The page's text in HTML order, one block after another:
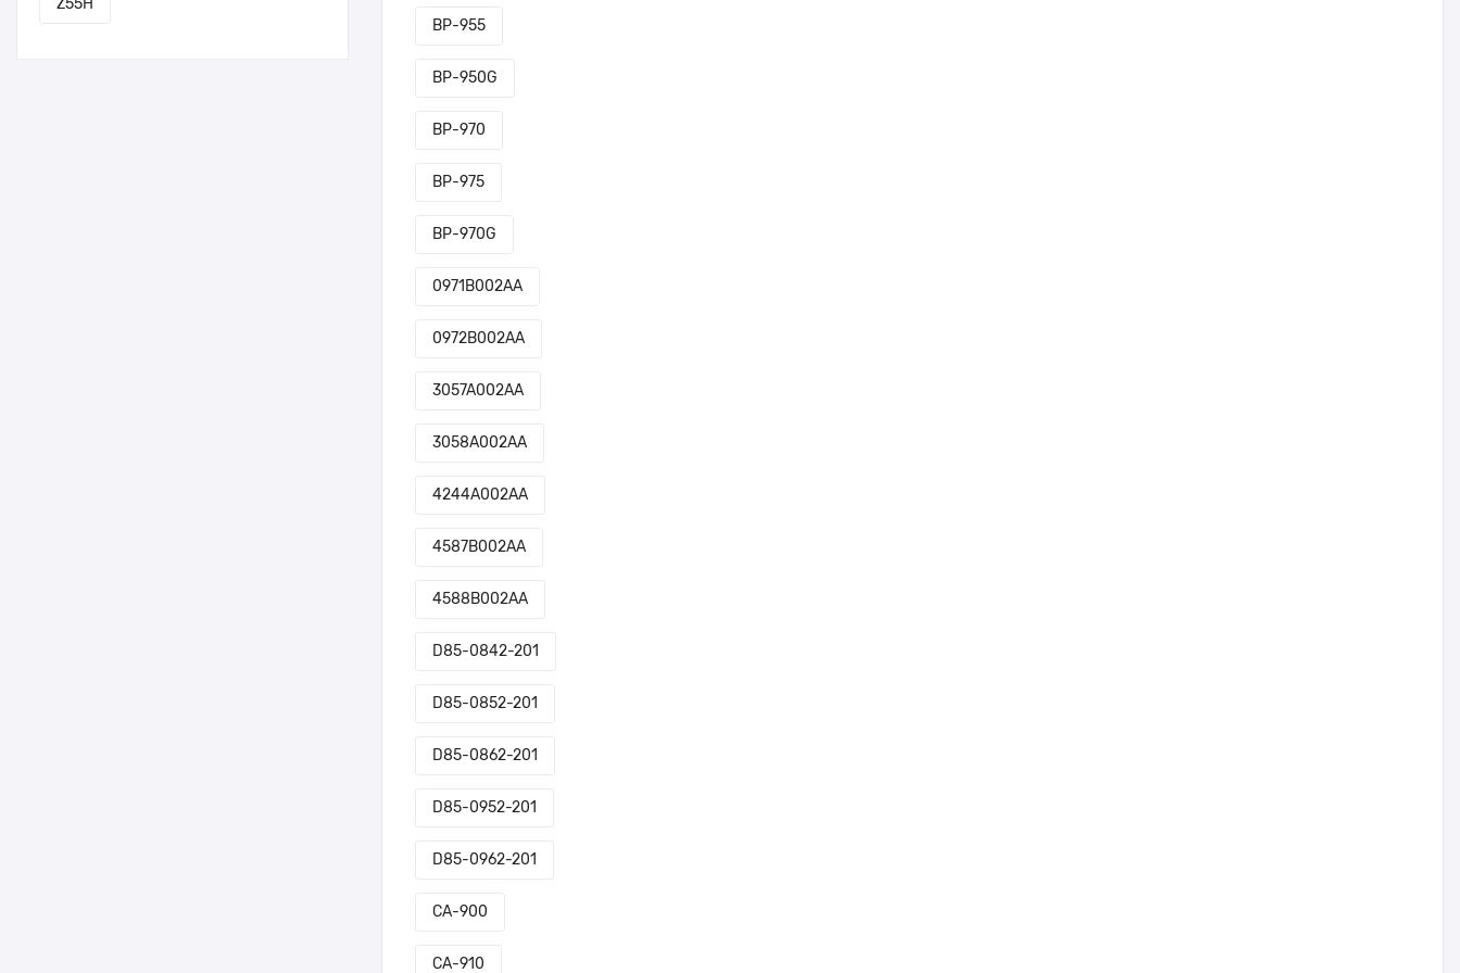
Z55H
BP-955
BP-950G
BP-970
BP-975
BP-970G
0971B002AA
0972B002AA
3057A002AA
3058A002AA
4244A002AA
4587B002AA
4588B002AA
D85-0842-201
D85-0852-201
D85-0862-201
D85-0952-201
D85-0962-201
CA-900
CA-910